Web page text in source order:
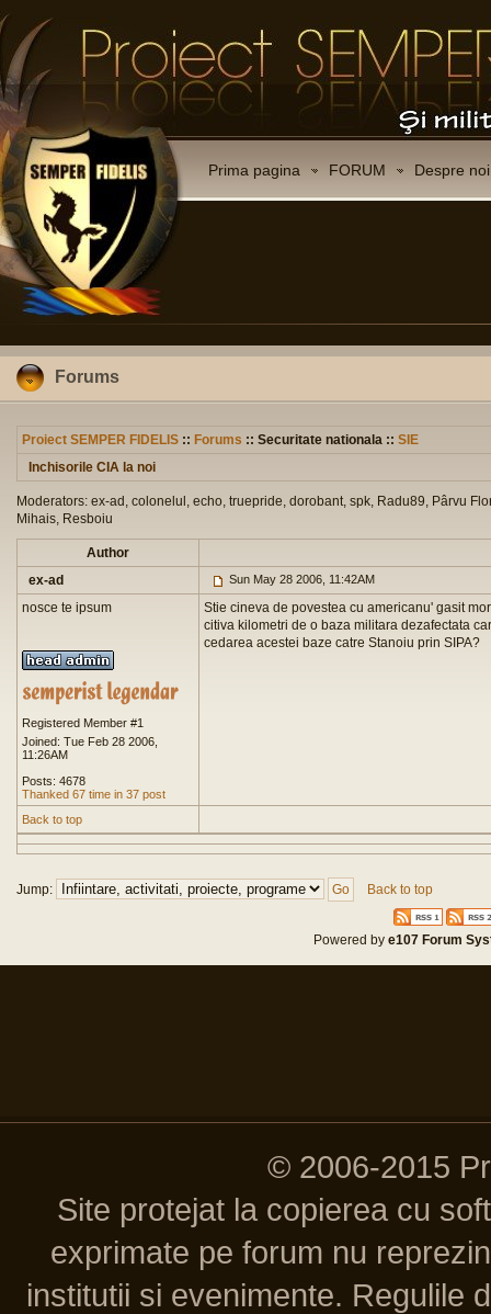
Prima pagina FORUM Despre noi
Forums
Proiect SEMPER FIDELIS :: Forums :: Securitate nationala :: SIE
Inchisorile CIA la noi
Moderators: ex-ad, colonelul, echo, truepride, dorobant, spk, Radu89, Pârvu
Mihais, Resboiu
Author
ex-ad
Sun May 28 2006, 11:42AM
nosce te ipsum
Registered Member #1
Joined: Tue Feb 28 2006,
11:26AM
Posts: 4678
Thanked 67 time in 37 post
Stie cineva de povestea cu americanu' gasit
citiva kilometri de o baza militara dezafectata
cedarea acestei baze catre Stanoiu prin SIPA?
Back to top
Jump: Back to top
Powered bye107 Forum
© 2006-2015
Site protejat la copierea cu
exprimate pe forum nu
institutii si evenimente. Regulile